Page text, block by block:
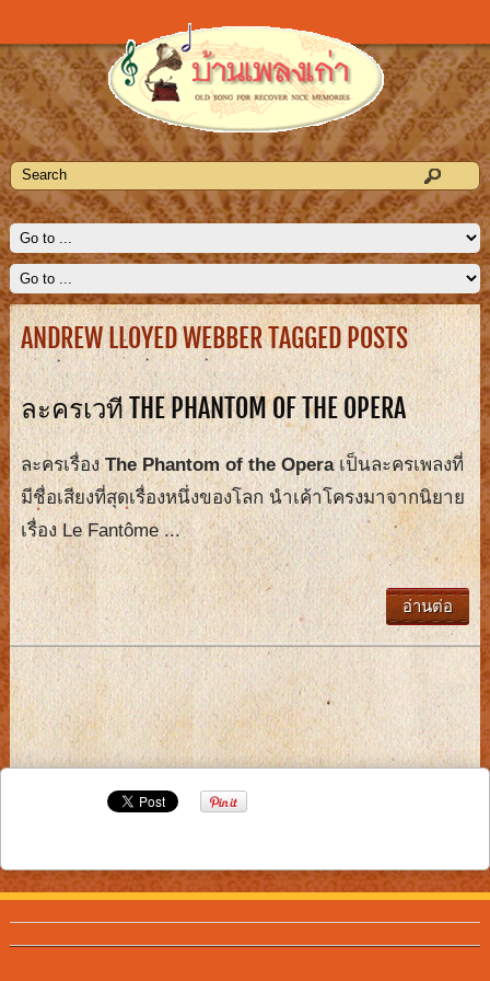
ANDREW LLOYED WEBBER TAGGED POSTS
ละครเวที THE PHANTOM OF THE OPERA
ละครเรื่องThe Phantom of the Operaเป็นละครเพลงที่
มีชื่อเสียงที่สุดเรื่องหนึ่งของโลก นำเค้าโครงมาจากนิยาย
เรื่อง Le Fantôme ...
อ่านต่อ